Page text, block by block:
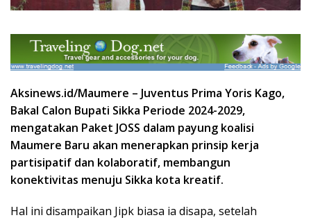
Aksinews.id/Maumere – Juventus Prima Yoris Kago,
Bakal Calon Bupati Sikka Periode 2024-2029,
mengatakan Paket JOSS dalam payung koalisi
Maumere Baru akan menerapkan prinsip kerja
partisipatif dan kolaboratif, membangun
konektivitas menuju Sikka kota kreatif.
Hal ini disampaikan Jipk biasa ia disapa, setelah